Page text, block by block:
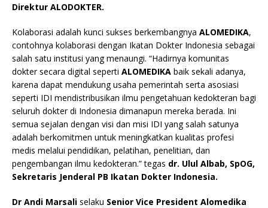
Direktur ALODOKTER.
Kolaborasi adalah kunci sukses berkembangnya ALOMEDIKA,
contohnya kolaborasi dengan Ikatan Dokter Indonesia sebagai
salah satu institusi yang menaungi. “Hadirnya komunitas
dokter secara digital seperti ALOMEDIKA baik sekali adanya,
karena dapat mendukung usaha pemerintah serta asosiasi
seperti IDI mendistribusikan ilmu pengetahuan kedokteran bagi
seluruh dokter di Indonesia dimanapun mereka berada. Ini
semua sejalan dengan visi dan misi IDI yang salah satunya
adalah berkomitmen untuk meningkatkan kualitas profesi
medis melalui pendidikan, pelatihan, penelitian, dan
pengembangan ilmu kedokteran.” tegas dr. Ulul Albab, SpOG,
Sekretaris Jenderal PB Ikatan Dokter Indonesia.
Dr Andi Marsali selaku Senior Vice President Alomedika